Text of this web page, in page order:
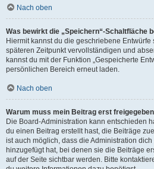
Nach oben
Was bewirkt die „Speichern“-Schaltfläche
Hiermit kannst du die geschriebene
späteren Zeitpunkt vervollständigen und
kannst du mit der Funktion „Gespeicherte
persönlichen Bereich erneut laden.
Nach oben
Warum muss mein Beitrag erst
Die Board-Administration kann entschieden
du einen Beitrag erstellt hast, die Beiträge
ist auch möglich, dass die Administration
hinzugefügt hat, bei denen sie die Beiträge
auf der Seite sichtbar werden. Bitte